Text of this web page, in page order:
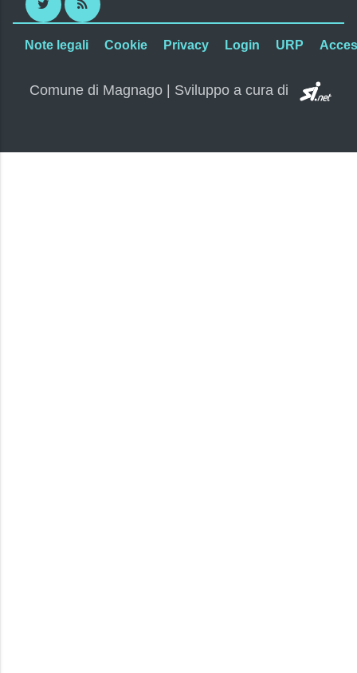
Twitter RSS
Note legali Cookie Privacy Login URP
Comune di Magnago | Sviluppo a cura di